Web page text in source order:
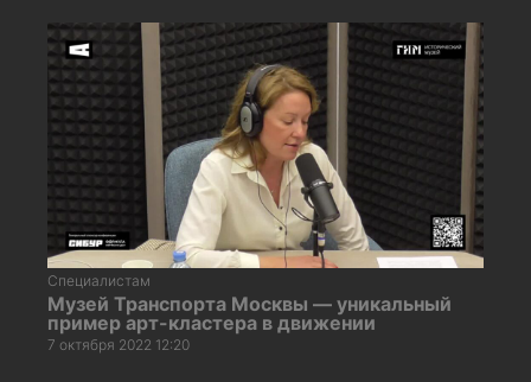
Специалистам
Музей Транспорта Москвы — уникальный
пример арт-кластера в движении
7 октября 2022 12:20